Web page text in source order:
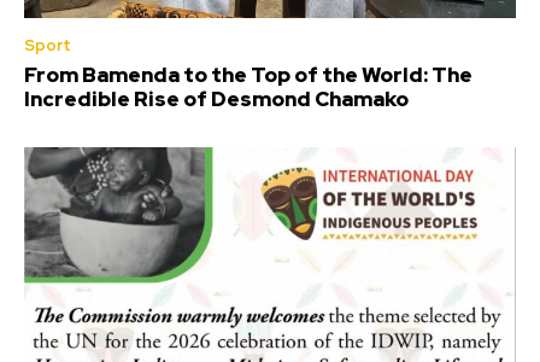
Sport
From Bamenda to the Top of the World: The
Incredible Rise of Desmond Chamako